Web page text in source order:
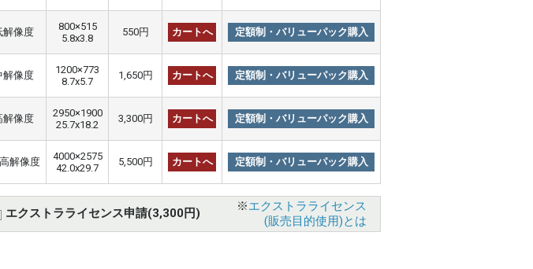
解像度
800×515
5.8x3.8
550円 カートへ 定額制・バリューパック購入
解像度
1200×773
8.7x5.7
1,650円 カートへ 定額制・バリューパック購入
解像度
2950×1900
25.7x18.2
3,300円 カートへ 定額制・バリューパック購入
解像度
4000×2575
42.0x29.7
5,500円 カートへ 定額制・バリューパック購入
エクストラライセンス申請(3,300円) ※エクストラライセンス
(販売目的使用)とは